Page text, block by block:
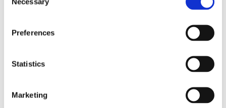
Preferences
Statistics
Marketing
Transazioni Fraudolente:
frodatori
, o acquistati
istituti finanziari dispongono ormai di servizi e
prevention, in grado di identificare alcune tra le
tuttavia, il